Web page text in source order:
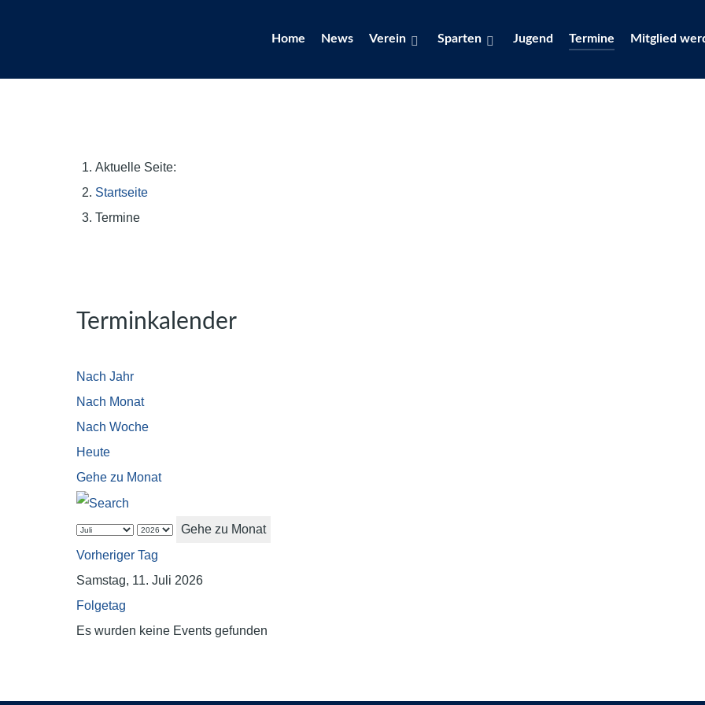
Home News Verein Sparten Jugend Termine Mitglied
Aktuelle Seite:
Startseite
Termine
Terminkalender
Nach Jahr
Nach Monat
Nach Woche
Heute
Gehe zu Monat
Gehe zu Monat
Vorheriger Tag
Samstag, 11. Juli 2026
Folgetag
Es wurden keine Events gefunden